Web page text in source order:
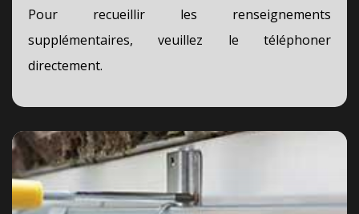
Pour recueillir les renseignements
supplémentaires, veuillez le téléphoner
directement.